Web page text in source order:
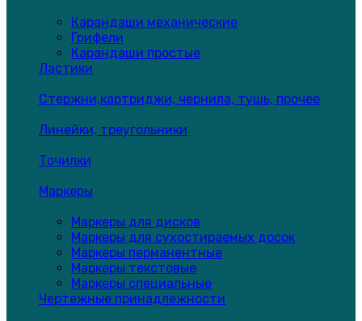
Карандаши механические
Грифели
Карандаши простые
Ластики
Стержни,картриджи, чернила, тушь, прочее
Линейки, треугольники
Точилки
Маркеры
Маркеры для дисков
Маркеры для сухостираемых досок
Маркеры перманентные
Маркеры текстовые
Маркеры специальные
Чертежные принадлежности